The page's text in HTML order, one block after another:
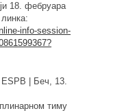
18. фебруара
info-session-
| Беч, 13.
тиму